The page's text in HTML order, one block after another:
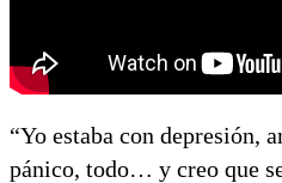
“Yo estaba con depresión,
pánico, todo… y creo que